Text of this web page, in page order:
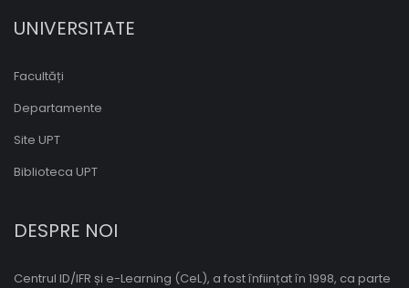
UNIVERSITATE
Facultăți
Departamente
Site UPT
Biblioteca UPT
DESPRE NOI
Centrul ID/IFR și e-Learning (CeL), a fost înființat în 1998, ca parte